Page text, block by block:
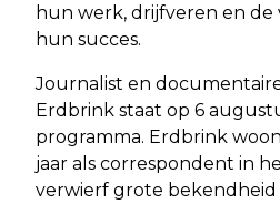
hun werk, drijfveren en
hun succes.
Journalist en
Erdbrink staat op 6
programma. Erdbrink
jaar als correspondent in
verwierf grote bekendheid